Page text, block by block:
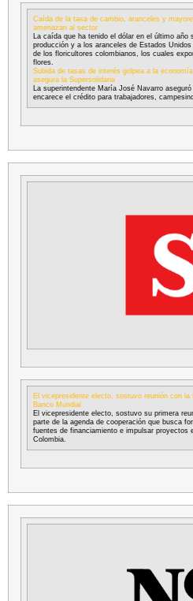
Caída de la tasa de cambio, aranceles y
amenazan al sector
La caída que ha tenido el dólar en el último
producción y a los aranceles de Estados
de los floricultores colombianos, los cuales
flores.
Subida de tasas de interés golpea a la
asegura la Supersolidaria
La superintendente María José Navarro
encarece el crédito para trabajadores,
El vicepresidente electo, sostuvo reunión con la
Banco Mundial
El vicepresidente electo, sostuvo su primera
parte de la agenda de cooperación que busca
fuentes de financiamiento e impulsar proyectos
Colombia.